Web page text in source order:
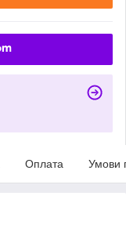
Оплата Умови